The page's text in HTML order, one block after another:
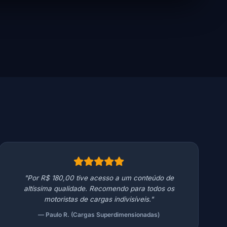
"Por R$ 180,00 tive acesso a um conteúdo de
altíssima qualidade. Recomendo para todos os
motoristas de cargas indivisíveis."
— Paulo R. (Cargas Superdimensionadas)